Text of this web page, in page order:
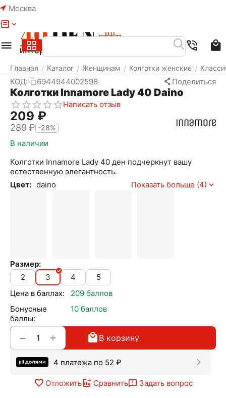
Москва
Главная / Каталог / Женщинам / Колготки женские /
КОД: 6944944002598 Поделиться
Колготки Innamore Lady 40 Daino
Написать отзыв
‍209‍ ₽
‍289‍₽ -28%
В наличии
Колготки Innamore Lady 40 ден подчеркнут вашу
естественную элегантность.
Цвет: daino Показать больше (4)
Размер:
2
3 4
5
Цена в баллах:
209 баллов
Бонусные
баллы:
10 баллов
+
− В корзину
4 платежа по 52 ₽
Отложить Сравнить Задать вопрос
Меню